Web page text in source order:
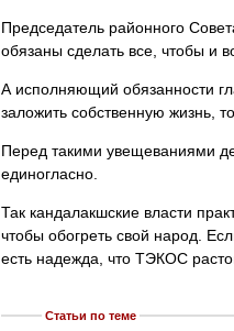
Председатель районного
обязаны сделать все, чтобы и
А исполняющий обязанности
заложить собственную жизнь,
Перед такими увещеваниями
единогласно.
Так кандалакшские власти
чтобы обогреть свой народ.
есть надежда, что ТЭКОС
Статьи по теме